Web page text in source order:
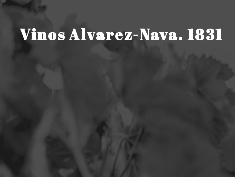
Saltar
Vinos Alvarez-Nava. 1831